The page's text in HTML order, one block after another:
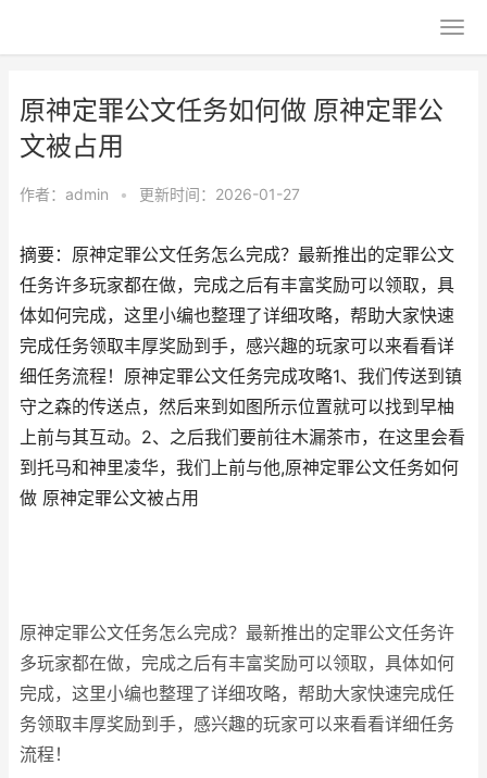
原神定罪公文任务如何做 原神定罪公
文被占用
作者： admin • 更新时间：2026-01-27
摘要：原神定罪公文任务怎么完成？最新推出的定罪公文
任务许多玩家都在做，完成之后有丰富奖励可以领取，具
体如何完成，这里小编也整理了详细攻略，帮助大家快速
完成任务领取丰厚奖励到手，感兴趣的玩家可以来看看详
细任务流程！原神定罪公文任务完成攻略1、我们传送到镇
守之森的传送点，然后来到如图所示位置就可以找到早柚
上前与其互动。2、之后我们要前往木漏茶市，在这里会看
到托马和神里凌华，我们上前与他,原神定罪公文任务如何
做 原神定罪公文被占用
原神定罪公文任务怎么完成？最新推出的定罪公文任务许
多玩家都在做，完成之后有丰富奖励可以领取，具体如何
完成，这里小编也整理了详细攻略，帮助大家快速完成任
务领取丰厚奖励到手，感兴趣的玩家可以来看看详细任务
流程！